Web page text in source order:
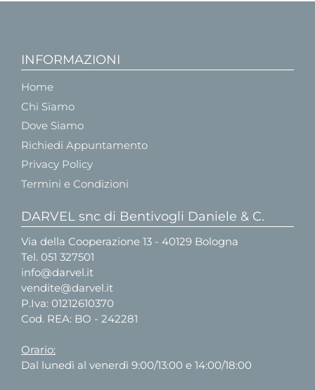
INFORMAZIONI
Home
Chi Siamo
Dove Siamo
Richiedi Appuntamento
Privacy Policy
Termini e Condizioni
DARVEL snc di Bentivogli Daniele & C.
Via della Cooperazione 13 - 40129 Bologna
Tel. 051 327501
info@darvel.it
vendite@darvel.it
P.Iva: 01212610370
Cod. REA: BO - 242281
Orario:
Dal lunedì al venerdì 9:00/13:00 e 14:00/18:00